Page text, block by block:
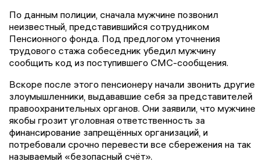
По данным полиции, сначала мужчине позвонил
неизвестный, представившийся сотрудником
Пенсионного фонда. Под предлогом уточнения
трудового стажа собеседник убедил мужчину
сообщить код из поступившего СМС-сообщения.
Вскоре после этого пенсионеру начали звонить другие
злоумышленники, выдававшие себя за представителей
правоохранительных органов. Они заявили, что мужчине
якобы грозит уголовная ответственность за
финансирование запрещённых организаций, и
потребовали срочно перевести все сбережения на так
называемый «безопасный счёт».